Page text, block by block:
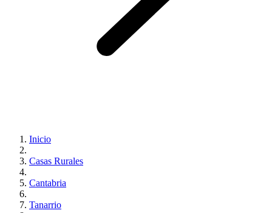
Inicio
Casas Rurales
Cantabria
Tanarrio